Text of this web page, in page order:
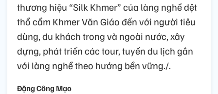
thương hiệu “Silk Khmer” của làng nghề dệt
thổ cẩm Khmer Văn Giáo đến với người tiêu
dùng, du khách trong và ngoài nước, xây
dựng, phát triển các tour, tuyến du lịch gắn
với làng nghề theo hướng bền vững./.
Đặng Công Mạo